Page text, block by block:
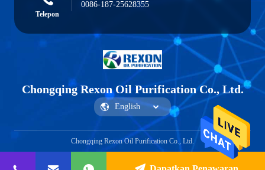
Telepon
0086-187-25628355
Chongqing Rexon Oil Purification Co., Ltd.
Chongqing Rexon Oil Purification Co., Ltd.